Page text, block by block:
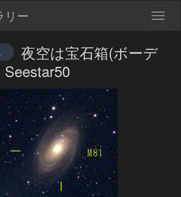
リー
夜空は宝石箱(ボーデ